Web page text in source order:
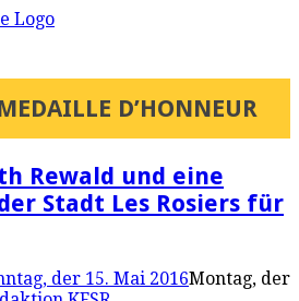
D’HONNEUR
Rewald und eine
Stadt Les Rosiers für
der 15. Mai 2016Montag, der